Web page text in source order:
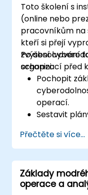
Toto školení s
(online nebo
pracovníkům na
kteří si přejí
zvýšení
organizací před
Po absolvování
schopni:
Pochopit
operací.
Sestavit
Identifikovat
hrozby a
Zavádět
Koordinovat
Přečtěte si více...
Základy
operace a